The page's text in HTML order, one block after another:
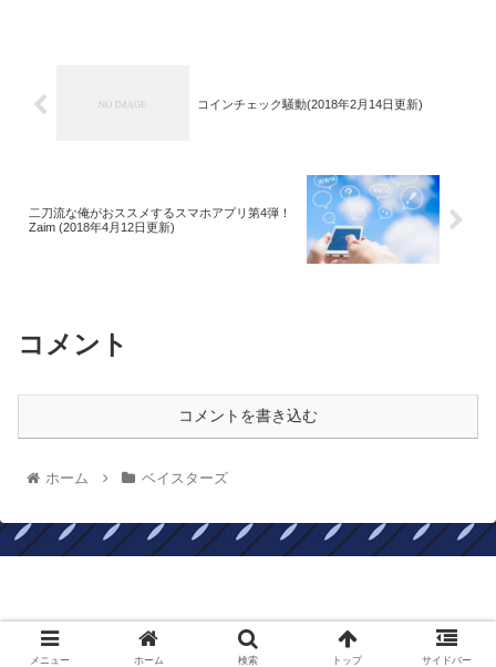
コインチェック騒動(2018年2月14日更新)
二刀流な俺がおススメするスマホアプリ第4弾！
Zaim (2018年4月12日更新)
コメント
コメントを書き込む
ホーム ベイスターズ
すずめ８の北へ！北へ！
© 2018 すずめ８の北へ！北へ！.
メニュー ホーム 検索 トップ サイドバー